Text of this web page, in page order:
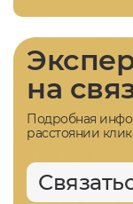
на
Подробная
расстоянии